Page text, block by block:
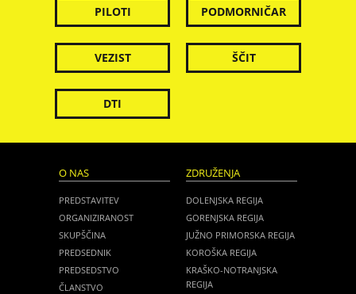
PILOTI PODMORNIČAR
VEZIST ŠČIT
DTI
O NAS
PREDSTAVITEV
ORGANIZIRANOST
SKUPŠČINA
PREDSEDNIK
PREDSEDSTVO
ČLANSTVO
ZDRUŽENJA
DOLENJSKA REGIJA
GORENJSKA REGIJA
JUŽNO PRIMORSKA REGIJA
KOROŠKA REGIJA
KRAŠKO-NOTRANJSKA
REGIJA